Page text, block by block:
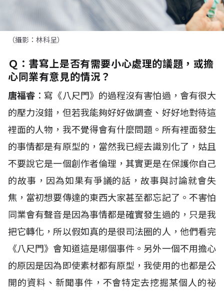
（攝影：林科呈）
Ｑ： 書寫上是否有需要小心處理的議題，或擔
心同業有意見的情況？
唐福睿 ：寫《八尺門》的過程沒有害怕過，會有很大
的壓力沒錯，但若我能夠好好做調查、好好地對待這
裡面的人物，我不覺得會有什麼問題。所有裡面發生
的事情都是有原型的，當然我已經去識別化了，姑且
不要說它是一個創作者倫理，其實更是在保護你自己
的故事，因為如果有爭議的話，故事與討論就會失
焦，當初想要傳達的東西大家甚至都忘記了。不害怕
同業會有聲音是因為事情都是確實發生過的，只是我
把它轉化，所以假如真的是很司法圈的人，他們看完
《八尺門》會知道這是哪個事件。另外一個不用擔心
的原因是因為即使素材都有原型，我使用的也都是公
開的資料、新聞事件，不會特定去挖掘某個人的祕